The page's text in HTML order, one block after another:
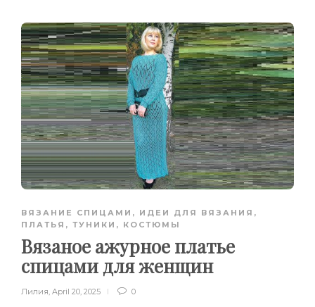
ВЯЗАНИЕ СПИЦАМИ , ИДЕИ ДЛЯ ВЯЗАНИЯ ,
ПЛАТЬЯ, ТУНИКИ, КОСТЮМЫ
Вязаное ажурное платье
спицами для женщин
Лилия, April 20, 2025 0